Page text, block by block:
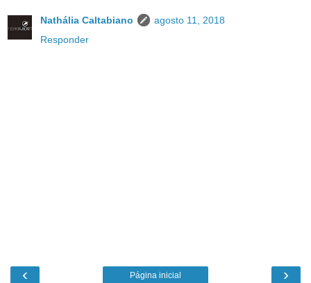
Nathália Caltabiano
agosto 11, 2018
Responder
‹ ›
Página inicial